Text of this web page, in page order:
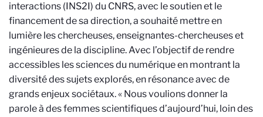
interactions (INS2I) du CNRS, avec le soutien et le
financement de sa direction, a souhaité mettre en
lumière les chercheuses, enseignantes-chercheuses et
ingénieures de la discipline. Avec l’objectif de rendre
accessibles les sciences du numérique en montrant la
diversité des sujets explorés, en résonance avec de
grands enjeux sociétaux. « Nous voulions donner la
parole à des femmes scientifiques d’aujourd’hui, loin des